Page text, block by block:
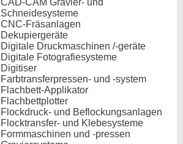
CAD-CAM Gravier- und
Schneidesysteme
CNC-Fräsanlagen
Dekupiergeräte
Digitale Druckmaschinen /-geräte
Digitale Fotografiesysteme
Digitiser
Farbtransferpressen- und -system
Flachbett-Applikator
Flachbettplotter
Flockdruck- und Beflockungsanlagen
Flocktransfer- und Klebesysteme
Formmaschinen und -pressen